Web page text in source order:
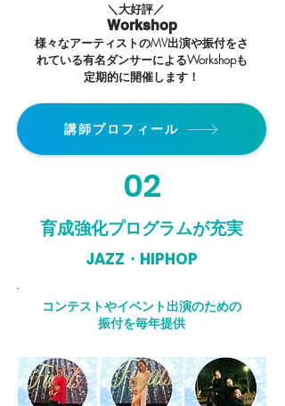
＼大好評／
Workshop
様々なアーティストのMV出演や振付をさ
れている有名ダンサーによるWorkshopも
定期的に開催します！
講師プロフィール
02
育成強化プログラムが充実
JAZZ・ HIPHOP
コンテストやイベント出演のための
振付を毎年提供